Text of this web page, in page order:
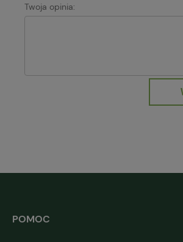
Twoja opinia:
POMOC